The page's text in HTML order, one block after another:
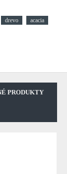
drevo
acacia
PRODUKTY